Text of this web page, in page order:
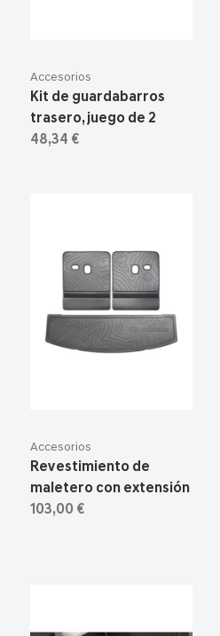
Accesorios
Kit de guardabarros
trasero, juego de 2
48,34 €
Accesorios
Revestimiento de
maletero con extensión
103,00 €